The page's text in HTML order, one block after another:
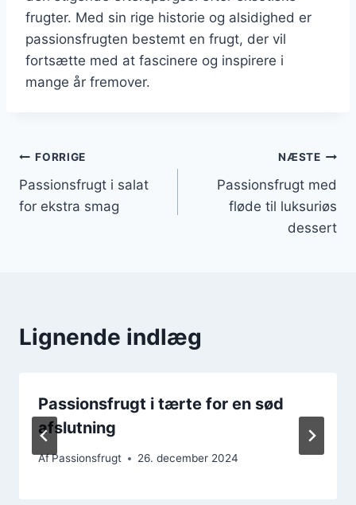
frugter. Med sin rige historie og alsidighed er
passionsfrugten bestemt en frugt, der vil
fortsætte med at fascinere og inspirere i
mange år fremover.
Indlægsnavigation
FORRIGE
Passionsfrugt i salat
for ekstra smag
NÆSTE
Passionsfrugt med
fløde til luksuriøs
dessert
Lignende indlæg
Passionsfrugt i tærte for en sød
afslutning
AfPassionsfrugt 26. december 2024